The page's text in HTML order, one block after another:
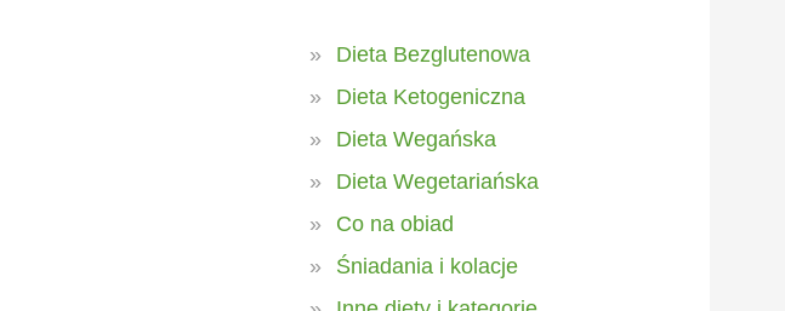
Dieta Bezglutenowa
Dieta Ketogeniczna
Dieta Wegańska
Dieta Wegetariańska
Co na obiad
Śniadania i kolacje